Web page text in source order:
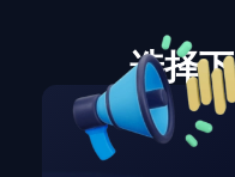
选择